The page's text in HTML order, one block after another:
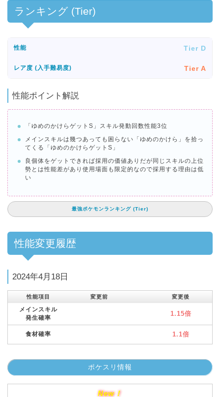
ランキング (Tier)
性能 Tier D
レア度 (入手難易度) Tier A
性能ポイント解説
「ゆめのかけらゲットS」スキル発動回数性能3位
メインスキルは幾つあっても困らない「ゆめのかけら」を拾っ
てくる「ゆめのかけらゲットS」
良個体をゲットできれば採用の価値ありだが同じスキルの上位
勢とは性能差があり使用場面も限定的なので採用する理由は低
い
最強ポケモンランキング (Tier)
性能変更履歴
2024年4月18日
性能項目 変更前 変更後
メインスキル
発生確率
1.15倍
食材確率 1.1倍
ポケスリ情報
New！